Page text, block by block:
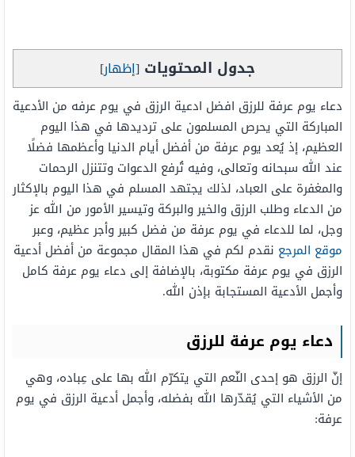
جدول المحتويات [إظهار]
دعاء يوم عرفة للرزق افضل ادعية الرزق في يوم عرفه من الأدعية
المباركة التي يحرص المسلمون على ترديدها في هذا اليوم
العظيم، إذ يُعد يوم عرفة من أفضل أيام الدنيا وأعظمها فضلًا
عند الله سبحانه وتعالى، وفيه تُرفع الدعوات وتتنزل الرحمات
والمغفرة على العباد، لذلك يجتهد المسلم في هذا اليوم بالإكثار
من الدعاء وطلب الرزق والخير والبركة وتيسير الأمور من الله عز
وجل، لما للدعاء في يوم عرفة من فضل كبير وأجر عظيم، وعبر
موقع المرجع نقدم لكم في هذا المقال مجموعة من أفضل أدعية
الرزق في يوم عرفة مكتوبة، بالإضافة إلى دعاء يوم عرفة كامل
وأجمل الأدعية المستجابة بإذن الله.
دعاء يوم عرفة للرزق
إنّ الرزق هو إحدى النّعم التي يتكرّم الله بها على عِباده، وهي
من الأشياء التي يُقدّرها الله بفضله، وأجمل أدعية الرزق في يوم
عرفة: